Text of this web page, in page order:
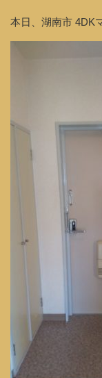
本日、湖南市 4DK